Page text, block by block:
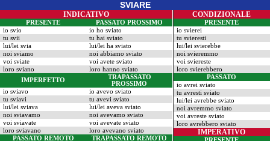
SVIARE
INDICATIVO
PRESENTE
PASSATO PROSSIMO
io svio
io ho sviato
tu svii
tu hai sviato
lui/lei svia
lui/lei ha sviato
noi sviamo
noi abbiamo sviato
voi sviate
voi avete sviato
loro sviano
loro hanno sviato
IMPERFETTO
TRAPASSATO
PROSSIMO
io sviavo
io avevo sviato
tu sviavi
tu avevi sviato
lui/lei sviava
lui/lei aveva sviato
noi sviavamo
noi avevamo sviato
voi sviavate
voi avevate sviato
loro sviavano
loro avevano sviato
PASSATO REMOTO
TRAPASSATO REMOTO
CONDIZIONALE
PRESENTE
io svierei
tu svieresti
lui/lei svierebbe
noi svieremmo
voi sviereste
loro svierebbero
PASSATO
io avrei sviato
tu avresti sviato
lui/lei avrebbe sviato
noi avremmo sviato
voi avreste sviato
loro avrebbero sviato
IMPERATIVO